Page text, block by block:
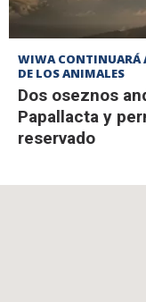
WIWA CONTINUARÁ
DE LOS ANIMALES
Dos oseznos
Papallacta y
reservado